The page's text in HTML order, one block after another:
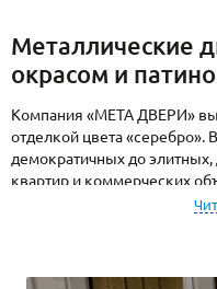
Металлические
окрасом и
Компания «МЕТА ДВЕРИ»
отделкой цвета «серебро».
демократичных до
квартир и коммерческих
оттенку, двери идеально